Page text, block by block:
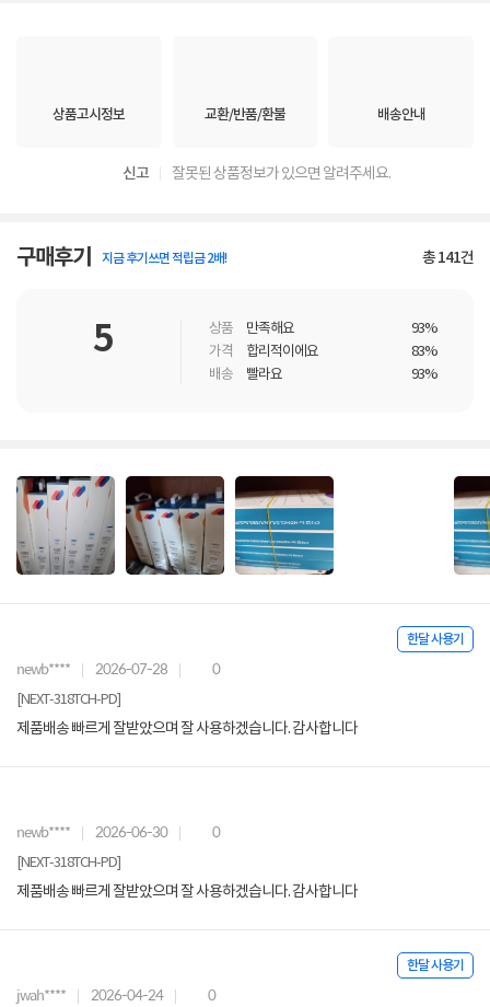
상품고시정보 교환/반품/환불 배송안내
신고 잘못된 상품정보가 있으면 알려주세요.
구매후기 지금 후기쓰면 적립금 2배! 총141건
5 상품 만족해요
93%
가격
합리적이에요
83%
배송
빨라요 93%
한달 사용기
newb**** 2026-07-28 0
[NEXT-318TCH-PD]
제품배송 빠르게 잘받았으며 잘 사용하겠습니다. 감사합니다
newb**** 2026-06-30 0
[NEXT-318TCH-PD]
제품배송 빠르게 잘받았으며 잘 사용하겠습니다. 감사합니다
한달 사용기
jwah**** 2026-04-24 0